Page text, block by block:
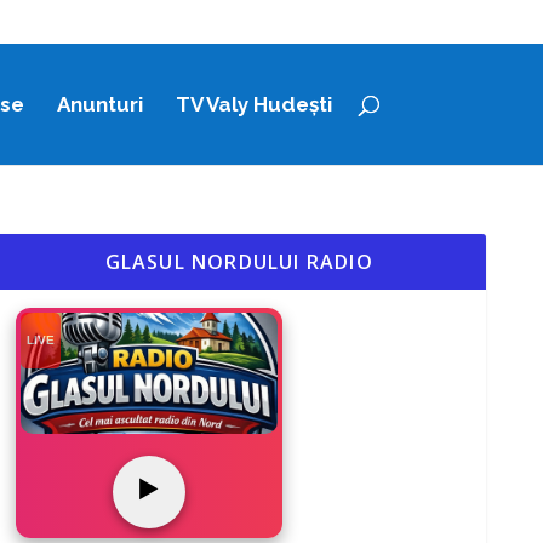
Anunturi TV Valy Hudești
GLASUL NORDULUI RADIO
LIVE
▶️